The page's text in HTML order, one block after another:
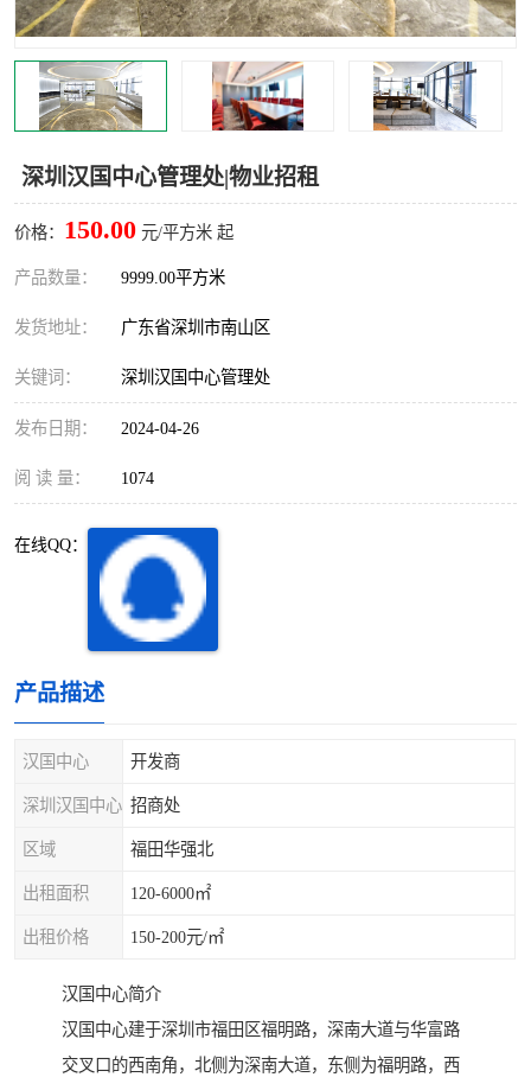
深圳汉国中心管理处|物业招租
价格： 150.00 元/平方米 起
产品数量： 9999.00平方米
发货地址： 广东省深圳市南山区
关键词： 深圳汉国中心管理处
发布日期： 2024-04-26
阅 读 量： 1074
在线QQ：
产品描述
汉国中心 开发商
深圳汉国中心 招商处
区域 福田华强北
出租面积 120-6000㎡
出租价格 150-200元/㎡
汉国中心简介
汉国中心建于深圳市福田区福明路，深南大道与华富路
交叉口的西南角，北侧为深南大道，东侧为福明路，西
宝安区 西乡
兴东 石岩
车公庙
中心区
南山区
深圳超级总部基地 后海
龙岗区
光明区
龙华观澜